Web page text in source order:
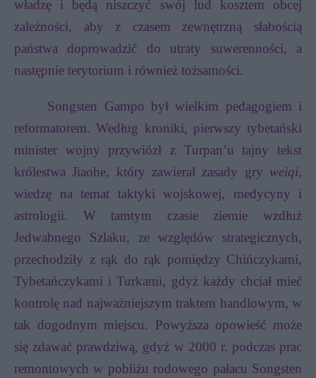
władzę i będą niszczyć swój lud kosztem obcej
zależności, aby z czasem zewnętrzną słabością
państwa doprowadzić do utraty suwerenności, a
następnie terytorium i również tożsamości.
Songsten Gampo był wielkim pedagogiem i
reformatorem. Według kroniki, pierwszy tybetański
minister wojny przywiózł z Turpan’u tajny tekst
królestwa Jiaohe, który zawierał zasady gry weiqi,
wiedzę na temat taktyki wojskowej, medycyny i
astrologii. W tamtym czasie ziemie wzdłuż
Jedwabnego Szlaku, ze względów strategicznych,
przechodziły z rąk do rąk pomiędzy Chińczykami,
Tybetańczykami i Turkami, gdyż każdy chciał mieć
kontrolę nad najważniejszym traktem handlowym, w
tak dogodnym miejscu. Powyższa opowieść może
się zdawać prawdziwą, gdyż w 2000 r. podczas prac
remontowych w pobliżu rodowego pałacu Songsten